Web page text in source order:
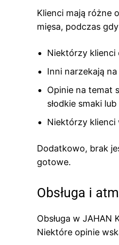
Klienci mają różne
mięsa, podczas
Niektórzy klienci
Inni narzekają
Opinie na temat
słodkie smaki
Niektórzy klienci
Dodatkowo, brak
gotowe.
Obsługa i
Obsługa w JAHAN
Niektóre opinie